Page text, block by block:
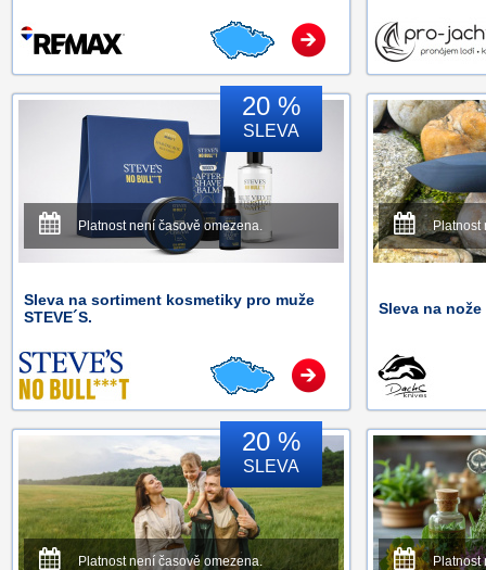
20 %
SLEVA
Platnost není časově omezena.
Sleva na sortiment kosmetiky pro muže
STEVE´S.
Platnost
Sleva na
20 %
SLEVA
Platnost není časově omezena. Platnost